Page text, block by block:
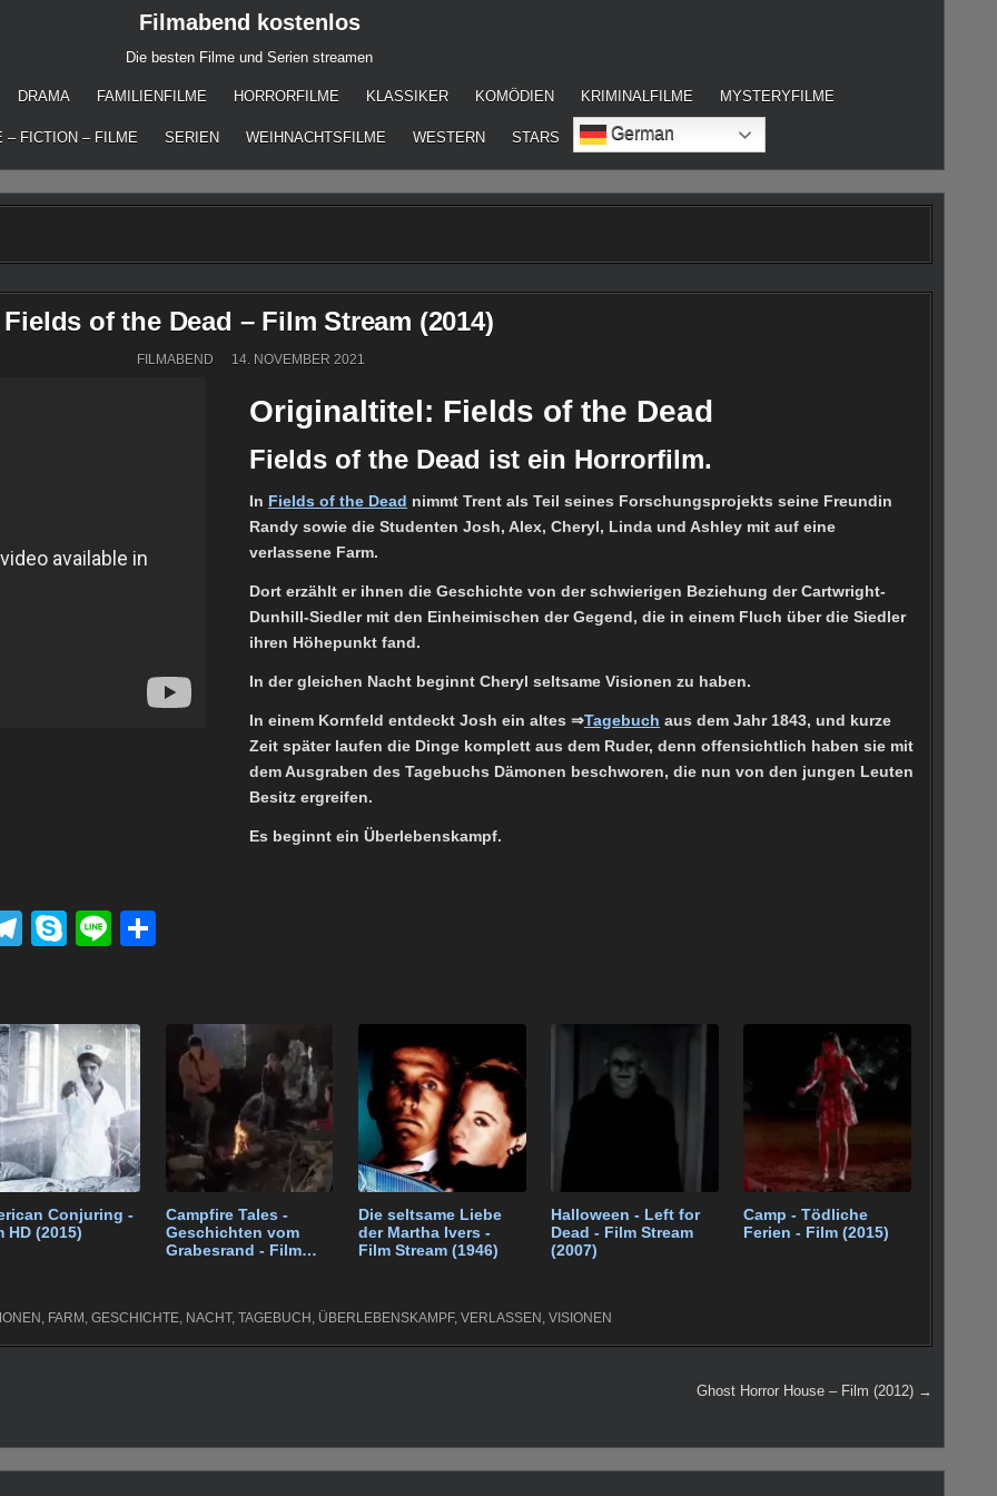
Filmabend kostenlos
Die besten Filme und Serien streamen
DRAMA FAMILIENFILME HORRORFILME KLASSIKER KOMÖDIEN KRIMINALFILME MYSTERYFILME
– FICTION – FILME SERIEN WEIHNACHTSFILME WESTERN STARS German
Fields of the Dead – Film Stream (2014)
FILMABEND 14. NOVEMBER 2021
Originaltitel: Fields of the Dead
Fields of the Dead ist ein Horrorfilm.
In Fields of the Dead nimmt Trent als Teil seines Forschungsprojekts seine Freundin
Randy sowie die Studenten Josh, Alex, Cheryl, Linda und Ashley mit auf eine
verlassene Farm.
Dort erzählt er ihnen die Geschichte von der schwierigen Beziehung der Cartwright-
Dunhill-Siedler mit den Einheimischen der Gegend, die in einem Fluch über die Siedler
ihren Höhepunkt fand.
In der gleichen Nacht beginnt Cheryl seltsame Visionen zu haben.
In einem Kornfeld entdeckt Josh ein altes ⇒Tagebuch aus dem Jahr 1843, und kurze
Zeit später laufen die Dinge komplett aus dem Ruder, denn offensichtlich haben sie mit
dem Ausgraben des Tagebuchs Dämonen beschworen, die nun von den jungen Leuten
Besitz ergreifen.
Es beginnt ein Überlebenskampf.
T
gr
a
m
S
e
Li
Conjuring -
HD (2015)
Campfire Tales -
Geschichten vom
Grabesrand - Film
Die seltsame Liebe
der Martha Ivers -
Film Stream (1946)
Halloween - Left for
Dead - Film Stream
(2007)
Camp - Tödliche
Ferien - Film (2015)
FARM GESCHICHTE NACHT, TAGEBUCH ÜBERLEBENSKAMPF, VERLASSEN VISIONEN
Ghost Horror House – Film (2012) →